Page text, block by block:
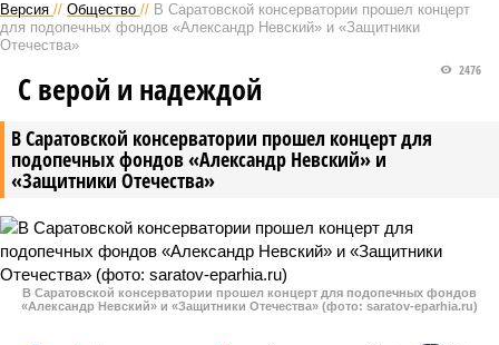
Версия // Общество // В Саратовской консерватории прошел концерт
для подопечных фондов «Александр Невский» и «Защитники
Отечества»
В Саратовской консерватории прошел концерт для
подопечных фондов «Александр Невский» и
«Защитники Отечества»
2476
С верой и надеждой
В Саратовской консерватории прошел концерт для подопечных фондов
«Александр Невский» и «Защитники Отечества» (фото: saratov-eparhia.ru)